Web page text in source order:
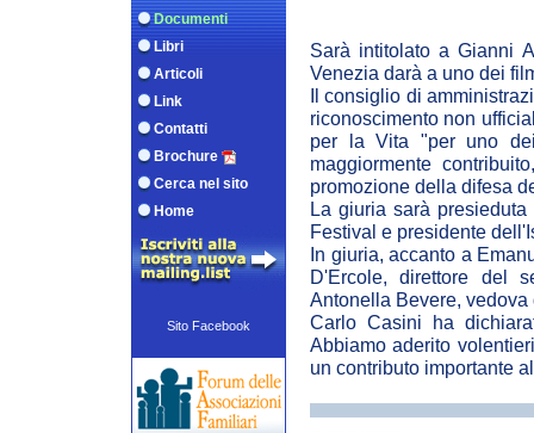
Documenti
Libri
Articoli
Link
Contatti
Brochure
Cerca nel sito
Home
Sito Facebook
Sarà intitolato a Gianni
Venezia darà a uno dei
Il consiglio di
riconoscimento non
per la Vita "per uno
maggiormente
promozione della difesa
La giuria sarà
Festival e presidente
In giuria, accanto a
D'Ercole, direttore del
Antonella Bevere, vedova
Carlo Casini ha
Abbiamo aderito
un contributo importante